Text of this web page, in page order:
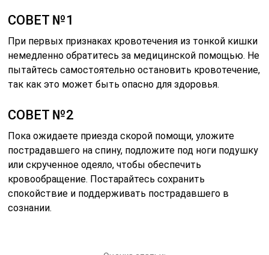
СОВЕТ №1
При первых признаках кровотечения из тонкой кишки
немедленно обратитесь за медицинской помощью. Не
пытайтесь самостоятельно остановить кровотечение,
так как это может быть опасно для здоровья.
СОВЕТ №2
Пока ожидаете приезда скорой помощи, уложите
пострадавшего на спину, подложите под ноги подушку
или скрученное одеяло, чтобы обеспечить
кровообращение. Постарайтесь сохранить
спокойствие и поддерживать пострадавшего в
сознании.